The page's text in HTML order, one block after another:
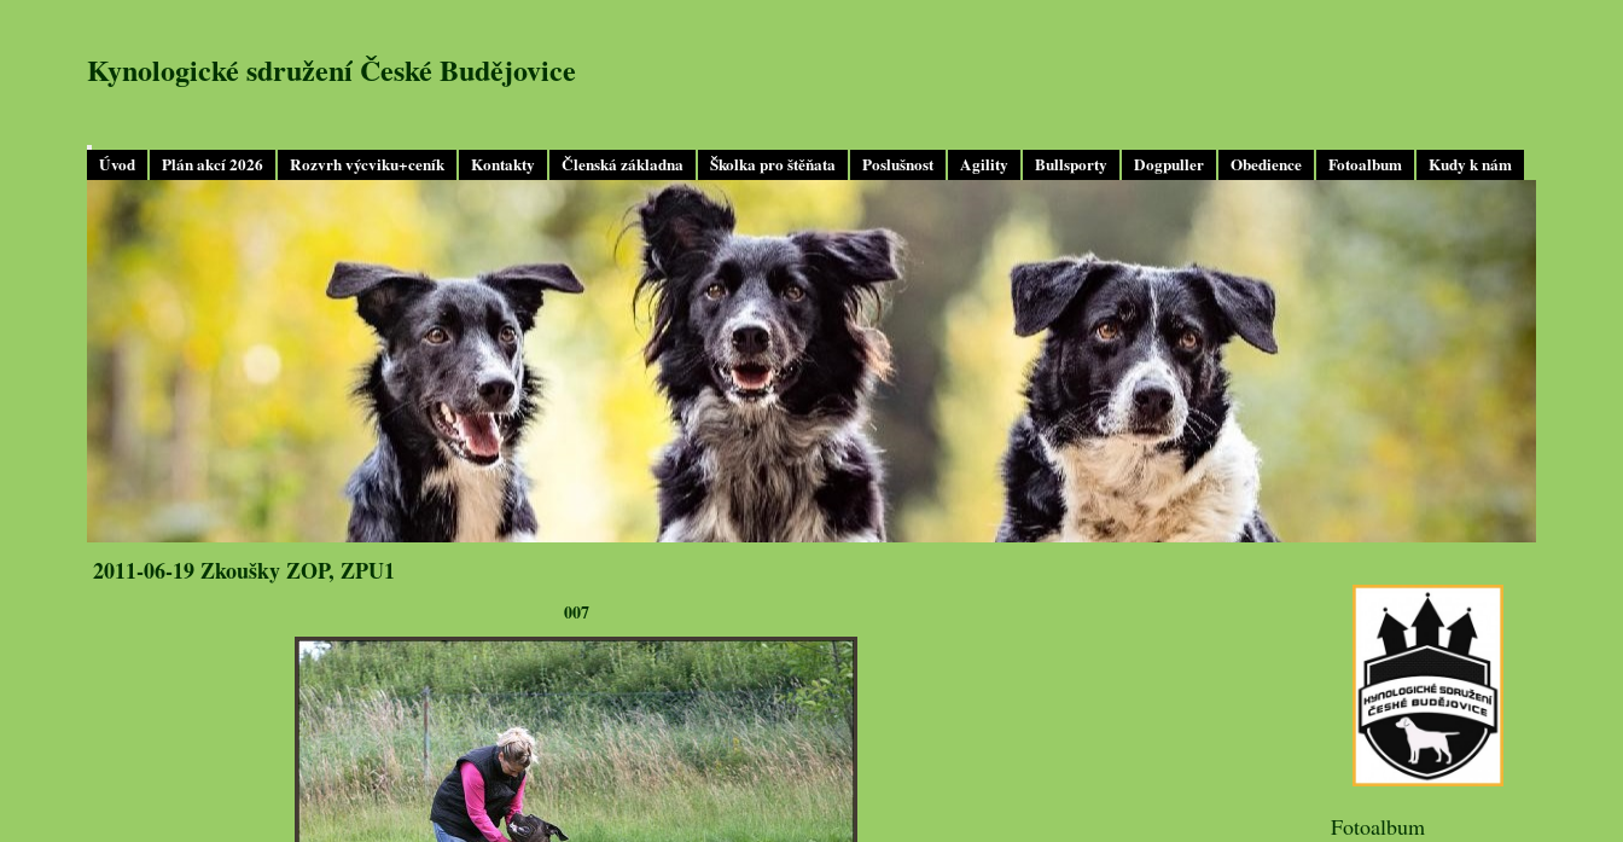
Úvod Plán akcí 2026 Rozvrh výcviku+ceník Kontakty Členská základna Školka pro štěňata Poslušnost Agility Bullsporty Dogpuller Obedience Fotoalbum Kudy k nám
Kynologické sdružení České Budějovice
2011-06-19 Zkoušky ZOP, ZPU1
007
Fotoalbum